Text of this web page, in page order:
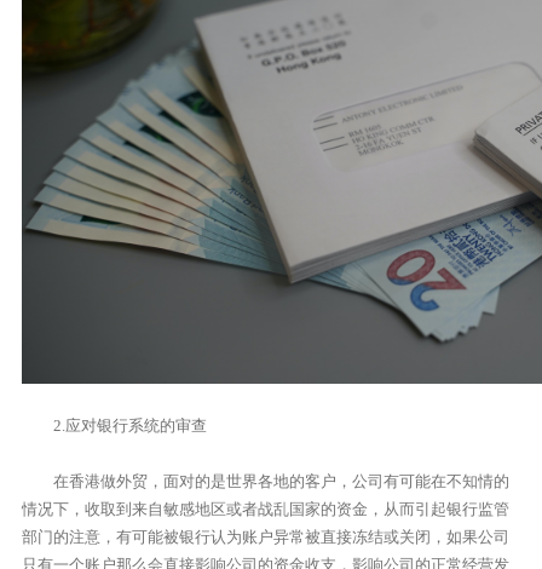
2.应对银行系统的审查
在香港做外贸，面对的是世界各地的客户，公司有可能在不知情的
情况下，收取到来自敏感地区或者战乱国家的资金，从而引起银行监管
部门的注意，有可能被银行认为账户异常被直接冻结或关闭，如果公司
只有一个账户那么会直接影响公司的资金收支，影响公司的正常经营发